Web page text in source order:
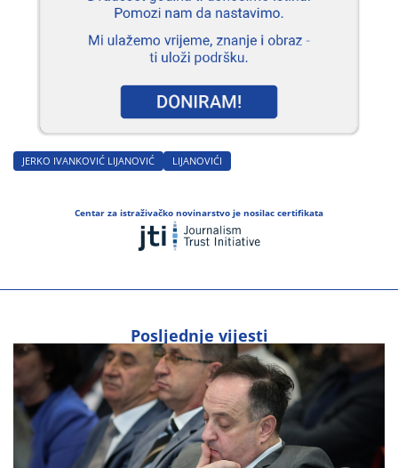
JERKO IVANKOVIĆ LIJANOVIĆ LIJANOVIĆI
Centar za istraživačko novinarstvo je nosilac certifikata
Posljednje vijesti